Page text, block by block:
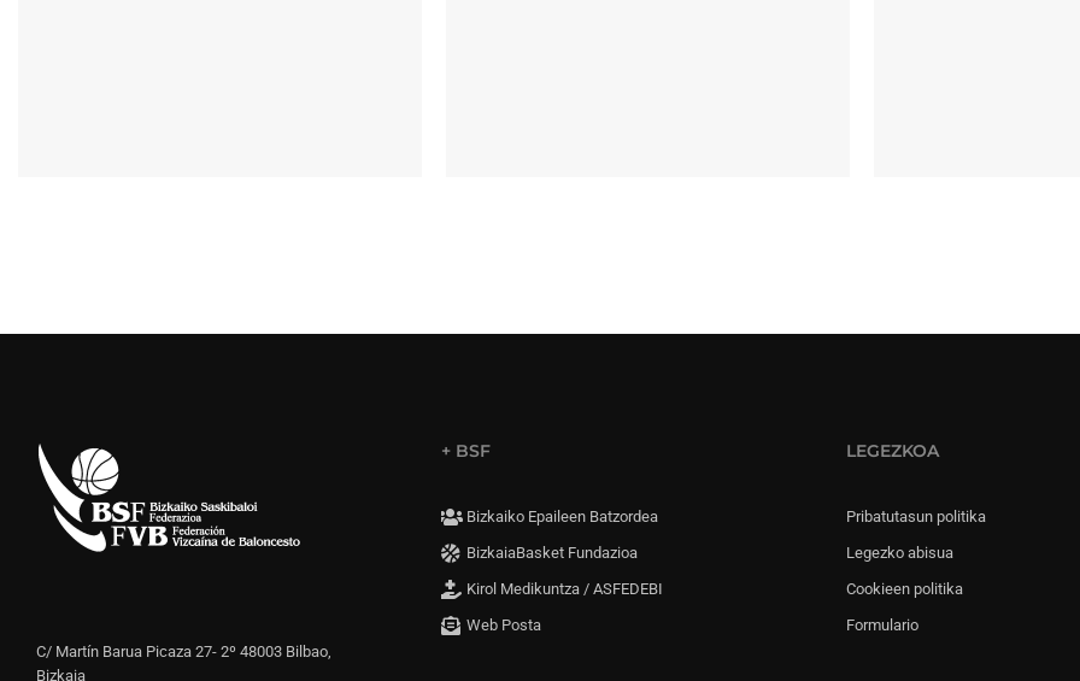
C/ Martín Barua Picaza 27- 2º 48003 Bilbao,
Bizkaia
+ BSF
Bizkaiko Epaileen Batzordea
BizkaiaBasket Fundazioa
Kirol Medikuntza / ASFEDEBI
Web Posta
LEGEZKOA
Pribatutasun politika
Legezko abisua
Cookieen politika
Formulario